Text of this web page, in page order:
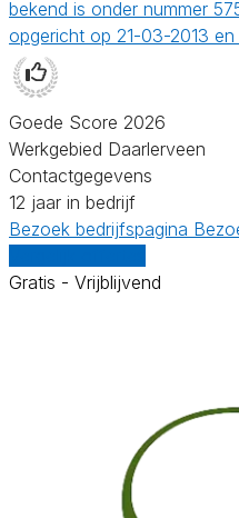
bekend is onder nummer
opgericht op 21-03-2013
Goede Score 2026
Werkgebied Daarlerveen
Contactgegevens
12 jaar in bedrijf
Bezoek bedrijfspagina
Gratis - Vrijblijvend